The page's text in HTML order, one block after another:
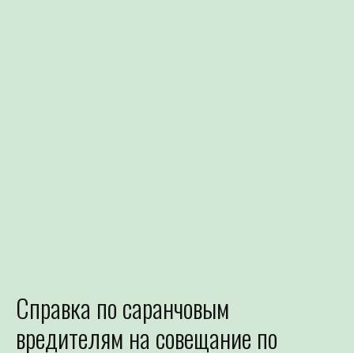
Для определения
Специалист филиала по
выдачей рекомендаций по
Справка по саранчовым
вредителям на совещание по